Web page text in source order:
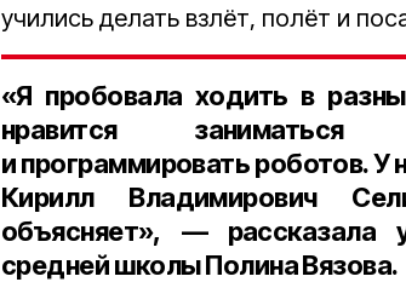
учились делать взлёт, полёт и
«Я пробовала ходить в
нравится заниматься
и программировать роботов. У
Кирилл Владимирович
объясняет», — рассказала
средней школы Полина Вязова.